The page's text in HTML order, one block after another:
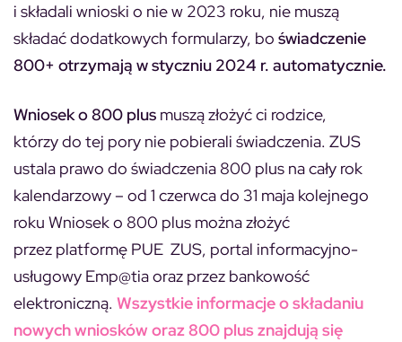
i składali wnioski o nie w 2023 roku, nie muszą
składać dodatkowych formularzy, bo świadczenie
800+ otrzymają w styczniu 2024 r. automatycznie.
Wniosek o 800 plus muszą złożyć ci rodzice,
którzy do tej pory nie pobierali świadczenia. ZUS
ustala prawo do świadczenia 800 plus na cały rok
kalendarzowy – od 1 czerwca do 31 maja kolejnego
roku Wniosek o 800 plus można złożyć
przez platformę PUE ZUS, portal informacyjno-
usługowy Emp@tia oraz przez bankowość
elektroniczną. Wszystkie informacje o składaniu
nowych wniosków oraz 800 plus znajdują się